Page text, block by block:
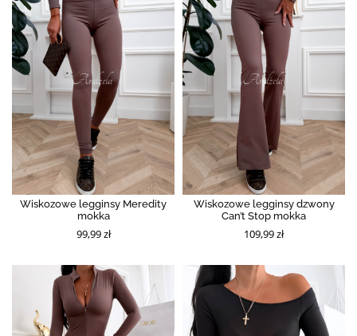
Wiskozowe legginsy Meredity
mokka
99,99 zł
Wiskozowe legginsy dzwony
Can’t Stop mokka
109,99 zł